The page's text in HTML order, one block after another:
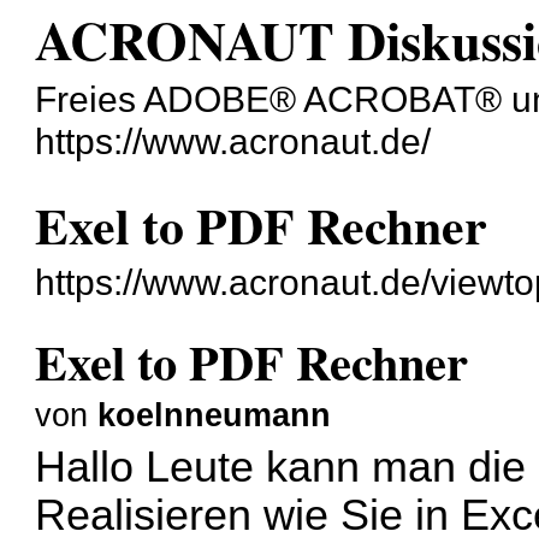
ACRONAUT
Freies ADOBE® ACROBAT®
https://www.acronaut.de/
Exel to PDF Rechner
https://www.acronaut.de/
Exel to PDF Rechner
von koelnneumann
Hallo Leute kann man
Realisieren wie Sie in